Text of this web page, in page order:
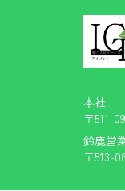
ジ
送
り
本社
〒511-
鈴鹿営
〒513-